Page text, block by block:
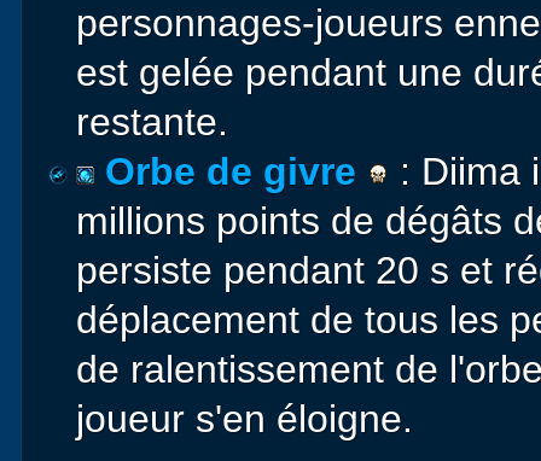
personnages-joueurs
est gelée pendant une
restante.
Orbe de givre
: Diima
millions points de dégâts
persiste pendant 20 s et
déplacement de tous les
de ralentissement de
joueur s'en éloigne.